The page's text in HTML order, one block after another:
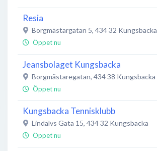
Resia
Borgmästargatan 5, 434 32 Kungsbacka
Öppet nu
Jeansbolaget Kungsbacka
Borgmästaregatan, 434 38 Kungsbacka
Öppet nu
Kungsbacka Tennisklubb
Lindälvs Gata 15, 434 32 Kungsbacka
Öppet nu